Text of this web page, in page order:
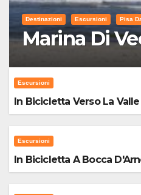
Destinazioni Escursioni Pisa
Marina Di
Escursioni
In Bicicletta Verso La
Escursioni
In Bicicletta A Bocca